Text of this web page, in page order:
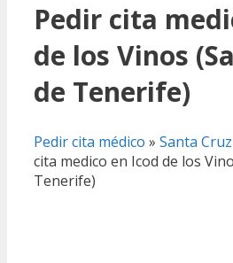
Pedir cita
de los Vinos
de Tenerife)
Pedir cita médico » Santa
cita medico en Icod de los
Tenerife)